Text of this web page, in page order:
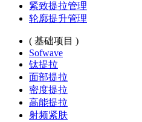
紧致提拉管理
轮廓提升管理
( 基础项目 )
Sofwave
钛提拉
面部提拉
密度提拉
高能提拉
射频紧肤